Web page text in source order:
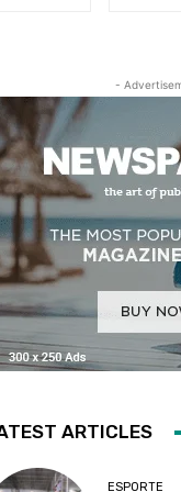
-
ARTICLES
ESPORTE